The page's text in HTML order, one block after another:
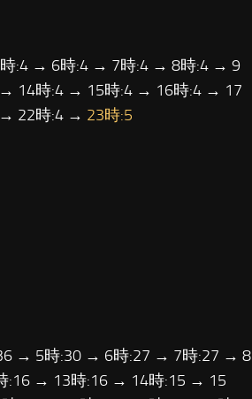
:4 → 6時:4 → 7時:4 → 8時:4 → 9
14時:4 → 15時:4 → 16時:4 → 17
22時:4 → 23時:5
→ 5時:30 → 6時:27 → 7時:27 → 8
:16 → 13時:16 → 14時:15 → 15